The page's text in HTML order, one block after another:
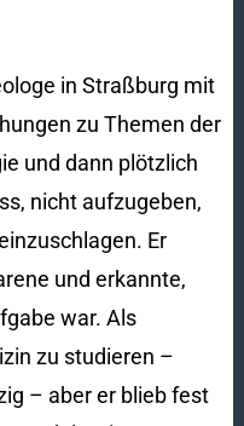
in Straßburg mit
zu Themen der
und dann plötzlich
nicht aufzugeben,
Er
und erkannte,
war. Als
zu studieren –
– aber er blieb fest